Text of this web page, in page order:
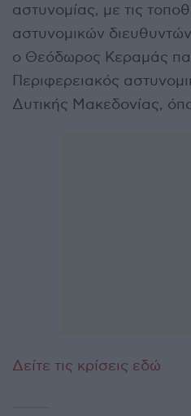
αστυνομίας, με τις
αστυνομικών
ο Θεόδωρος Κεραμάς
Περιφερειακός
Δυτικής Μακεδονίας,
Δείτε τις κρίσεις εδώ